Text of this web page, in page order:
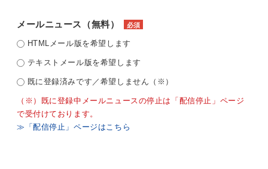
メールニュース（無料） 必須
HTMLメール版を希望します
テキストメール版を希望します
既に登録済みです／希望しません（※）
（※）既に登録中メールニュースの停止は「配信停止」ページ
で受付けております。
≫「配信停止」ページはこちら